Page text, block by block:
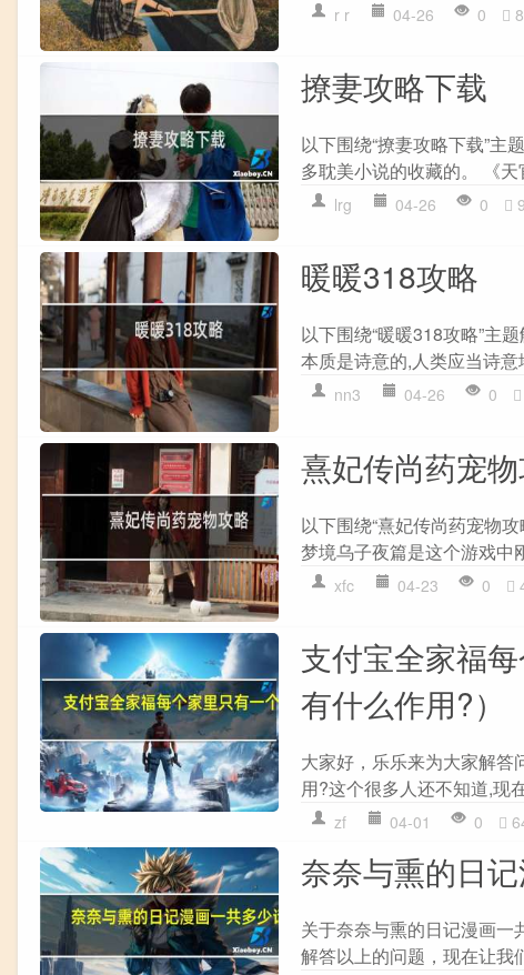
r r 04-26 0
撩妻攻略下载
以下围绕“撩妻攻略下载”主
多耽美小说的收藏的。 《
lrg 04-26 0
暖暖318攻略
以下围绕“暖暖318攻略”主
本质是诗意的,人类应当诗
nn3 04-26 0
熹妃传尚药宠
以下围绕“熹妃传尚药宠物
梦境乌子夜篇是这个游戏中
xfc 04-23 0
支付宝全家福
有什么作用?）
大家好，乐乐来为大家解
用?这个很多人还不知道,现
zf 04-01 0
奈奈与熏的日
关于奈奈与熏的日记漫画一
解答以上的问题，现在让我